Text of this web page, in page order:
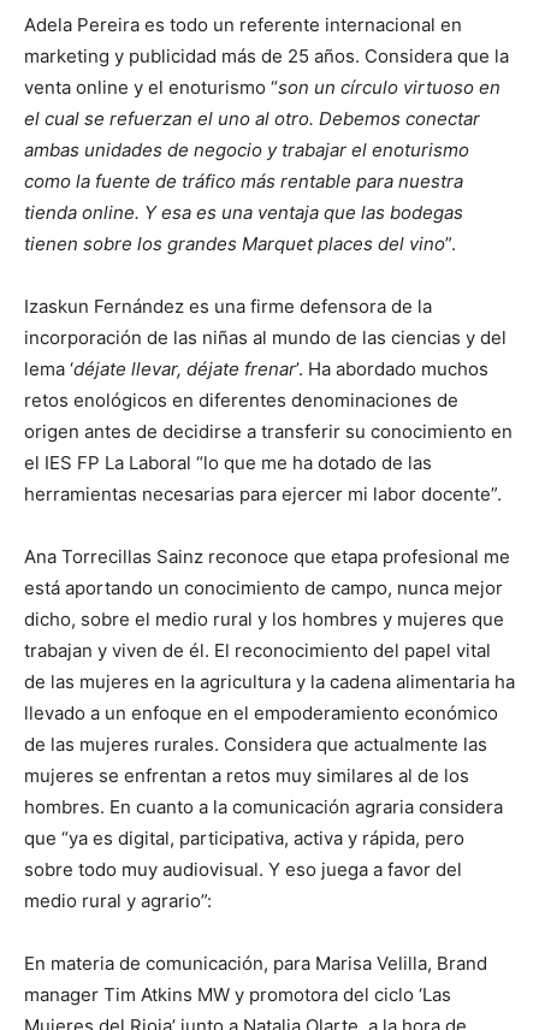
Adela Pereira es todo un referente internacional en
marketing y publicidad más de 25 años. Considera que la
venta online y el enoturismo “son un círculo virtuoso en
el cual se refuerzan el uno al otro. Debemos conectar
ambas unidades de negocio y trabajar el enoturismo
como la fuente de tráfico más rentable para nuestra
tienda online. Y esa es una ventaja que las bodegas
tienen sobre los grandes Marquet places del vino”.
Izaskun Fernández es una firme defensora de la
incorporación de las niñas al mundo de las ciencias y del
lema ‘déjate llevar, déjate frenar’. Ha abordado muchos
retos enológicos en diferentes denominaciones de
origen antes de decidirse a transferir su conocimiento en
el IES FP La Laboral “lo que me ha dotado de las
herramientas necesarias para ejercer mi labor docente”.
Ana Torrecillas Sainz reconoce que etapa profesional me
está aportando un conocimiento de campo, nunca mejor
dicho, sobre el medio rural y los hombres y mujeres que
trabajan y viven de él. El reconocimiento del papel vital
de las mujeres en la agricultura y la cadena alimentaria ha
llevado a un enfoque en el empoderamiento económico
de las mujeres rurales. Considera que actualmente las
mujeres se enfrentan a retos muy similares al de los
hombres. En cuanto a la comunicación agraria considera
que “ya es digital, participativa, activa y rápida, pero
sobre todo muy audiovisual. Y eso juega a favor del
medio rural y agrario”:
En materia de comunicación, para Marisa Velilla, Brand
manager Tim Atkins MW y promotora del ciclo ‘Las